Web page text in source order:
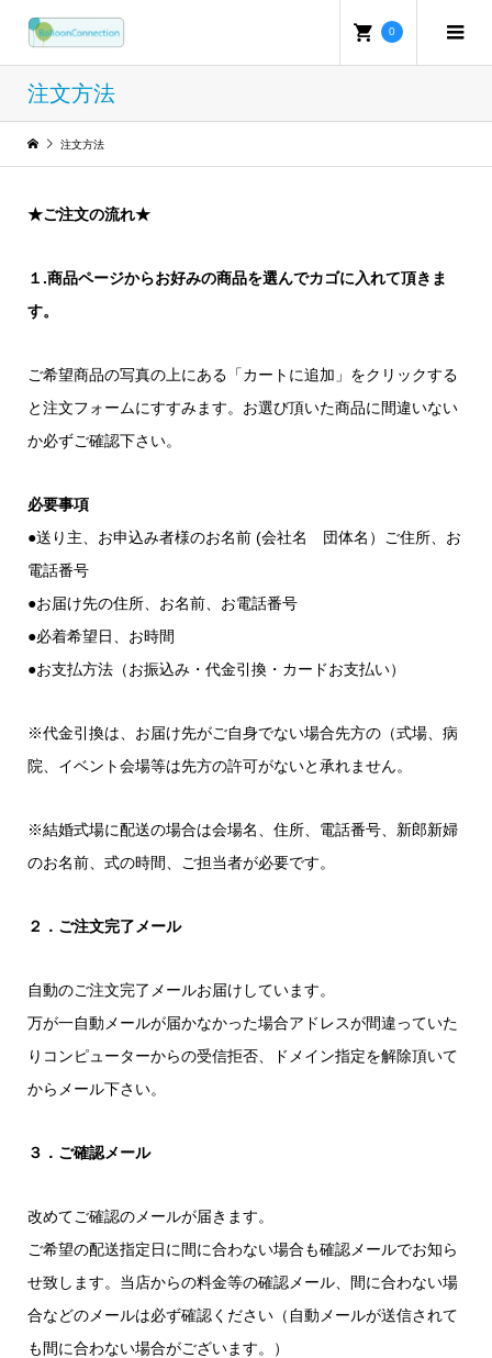
0
注文方法
注文方法
★ご注文の流れ★
１.商品ページからお好みの商品を選んでカゴに入れて頂きま
す。
ご希望商品の写真の上にある「カートに追加」をクリックする
と注文フォームにすすみます。お選び頂いた商品に間違いない
か必ずご確認下さい。
必要事項
●送り主、お申込み者様のお名前 (会社名 団体名）ご住所、お
電話番号
●お届け先の住所、お名前、お電話番号
●必着希望日、お時間
●お支払方法（お振込み・代金引換・カードお支払い）
※代金引換は、お届け先がご自身でない場合先方の（式場、病
院、イベント会場等は先方の許可がないと承れません。
※結婚式場に配送の場合は会場名、住所、電話番号、新郎新婦
のお名前、式の時間、ご担当者が必要です。
２．ご注文完了メール
自動のご注文完了メールお届けしています。
万が一自動メールが届かなかった場合アドレスが間違っていた
りコンピューターからの受信拒否、ドメイン指定を解除頂いて
からメール下さい。
３．ご確認メール
改めてご確認のメールが届きます。
ご希望の配送指定日に間に合わない場合も確認メールでお知ら
せ致します。当店からの料金等の確認メール、間に合わない場
合などのメールは必ず確認ください（自動メールが送信されて
も間に合わない場合がございます。）